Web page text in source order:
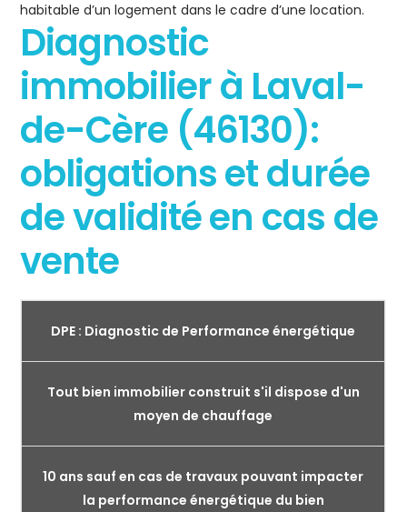
habitable d’un logement dans le cadre d’une location.
Diagnostic
immobilier à Laval-
de-Cère (46130):
obligations et durée
de validité en cas de
vente
DPE : Diagnostic de Performance énergétique
Tout bien immobilier construit s'il dispose d'un
moyen de chauffage
10 ans sauf en cas de travaux pouvant impacter
la performance énergétique du bien